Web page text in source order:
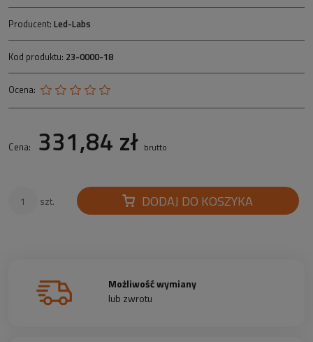
Producent: Led-Labs
Kod produktu: 23-0000-18
Ocena:
Cena: 331,84 zł brutto
szt. DODAJ DO KOSZYKA
Możliwość wymiany
lub zwrotu